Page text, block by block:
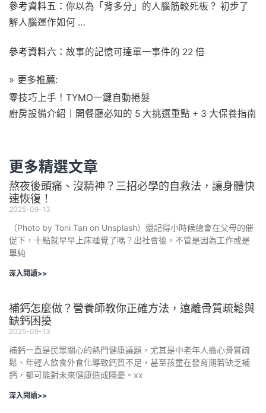
參考資料五： 你以為「背多分」的人腦筋較死板？ 初步了
解人腦運作如何 …
參考資料六： 故事的記憶可達單一事件的 22 倍
» 更多推薦:
零技巧上手！TYMO一鍵自動捲髮
廚房設備介紹｜開餐廳必知的 5 大挑選重點 + 3 大保養指南
更多精選文章
熬夜後頭痛、沒精神？三招必學的自救法，讓身體快
速恢復！
2025-09-13
（Photo by Toni Tan on Unsplash）還記得小時候總會在父母的催
促下，十點就早早上床睡覺了嗎？出社會後，不管是因為工作或是
單純
深入閱讀>>
補鈣怎麼做？營養師教你正確方法，遠離骨質疏鬆與
缺鈣困擾
2025-09-13
補鈣一直是民眾關心的熱門健康議題，尤其是中老年人擔心骨質疏
鬆、年輕人飲食外食化導致鈣質不足，甚至孩童在發育期若缺乏補
鈣，都可能對未來健康造成隱憂。xx
深入閱讀>>